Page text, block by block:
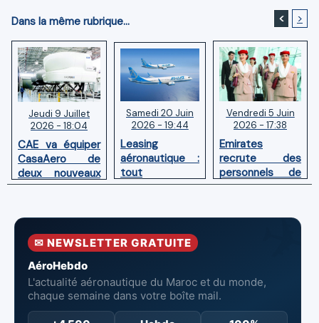
Dans la même rubrique... < >
Jeudi 9 Juillet
2026 - 18:04
CAE va équiper
CasaAero de
deux nouveaux
simulateurs de
737 MAX et 787
Samedi 20 Juin
2026 - 19:44
Leasing
aéronautique :
tout
comprendre sur
wet lease et le
leaseback
Vendredi 5 Juin
2026 - 17:38
Emirates
recrute des
personnels de
cabine au Maroc
✉ NEWSLETTER GRATUITE
AéroHebdo
L'actualité aéronautique du Maroc et du monde,
chaque semaine dans votre boîte mail.